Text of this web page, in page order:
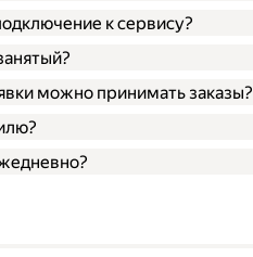
к сервису?
можно принимать заказы?